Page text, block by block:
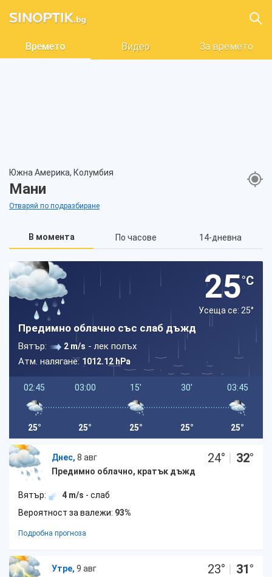
Времето Видео За времето
Южна Америка, Колумбия
Мани
Отваряй по подразбиране
В момента По часове 14-дневна
25°C
Усеща се: 25°
Предимно облачно със слаб дъжд
Вятър: 2 m/s - лек полъх
Атм. налягане: 1012.12 hPa
02:45
25°
03:00
25°
15'
25°
30'
25°
03:45
25°
Днес, 8 авг
Предимно облачно, кратък дъжд
24° | 32°
Вятър: 4 m/s - слаб
Вероятност за валежи: 93%
Подробна прогноза
Утре, 9 авг
23° | 31°